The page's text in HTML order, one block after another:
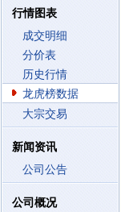
行情图表
成交明细
分价表
历史行情
龙虎榜数据
大宗交易
新闻资讯
公司公告
公司概况